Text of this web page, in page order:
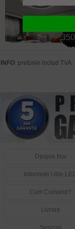
INFO: preturile includ TVA
Despre Noi
Informatii Utile
Cum Comand?
Livrare
Sesizari